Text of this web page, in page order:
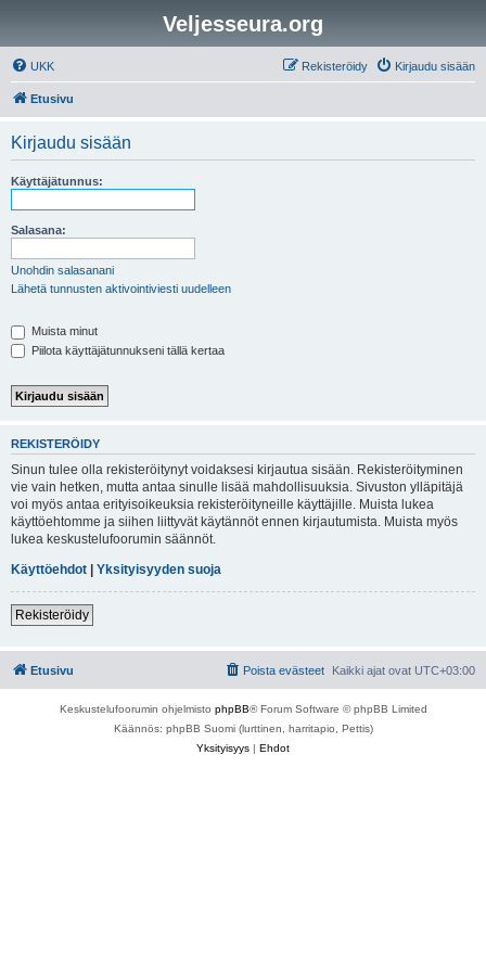
Veljesseura.org
UKK Kirjaudu sisään
Rekisteröidy
Etusivu
Kirjaudu sisään
Käyttäjätunnus:
Salasana:
Unohdin salasanani
Lähetä tunnusten aktivointiviesti uudelleen
Muista minut
Piilota käyttäjätunnukseni tällä kertaa
REKISTERÖIDY
Sinun tulee olla rekisteröitynyt voidaksesi kirjautua sisään. Rekisteröityminen
vie vain hetken, mutta antaa sinulle lisää mahdollisuuksia. Sivuston ylläpitäjä
voi myös antaa erityisoikeuksia rekisteröityneille käyttäjille. Muista lukea
käyttöehtomme ja siihen liittyvät käytännöt ennen kirjautumista. Muista myös
lukea keskustelufoorumin säännöt.
Käyttöehdot | Yksityisyyden suoja
Rekisteröidy
Etusivu Kaikki ajat ovat UTC+03:00
Poista evästeet
Keskustelufoorumin ohjelmisto phpBB® Forum Software © phpBB Limited
Käännös: phpBB Suomi (lurttinen, harritapio, Pettis)
Yksityisyys | Ehdot